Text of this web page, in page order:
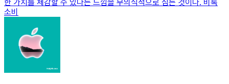
한 가치를 체감할 수 있다는 느낌을 무의식적으로 심는 것이다. 비록
소비